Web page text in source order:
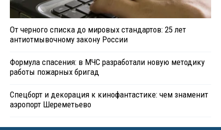
От черного списка до мировых стандартов: 25 лет
антиотмывочному закону России
Формула спасения: в МЧС разработали новую методику
работы пожарных бригад
Спецборт и декорация к кинофантастике: чем знаменит
аэропорт Шереметьево